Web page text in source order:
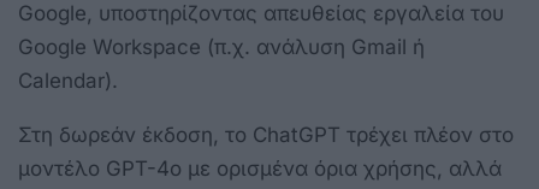
Google, υποστηρίζοντας απευθείας εργαλεία του
Google Workspace (π.χ. ανάλυση Gmail ή
Calendar).
Στη δωρεάν έκδοση, το ChatGPT τρέχει πλέον στο
μοντέλο GPT-4o με ορισμένα όρια χρήσης, αλλά